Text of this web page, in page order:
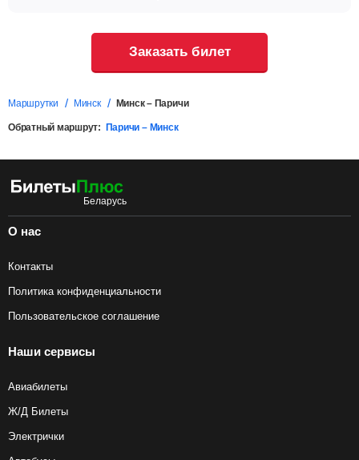
Заказать билет
Маршрутки Минск Минск – Паричи
Обратный маршрут: Паричи – Минск
О нас
Контакты
Политика конфиденциальности
Пользовательское соглашение
Наши сервисы
Авиабилеты
Ж/Д Билеты
Электрички